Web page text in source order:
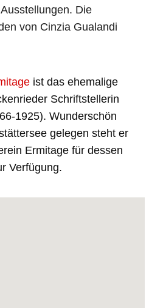
Die
von Cinzia Gualandi
ist das ehemalige
Schriftstellerin
1925). Wunderschön
gelegen steht er
Ermitage für dessen
Verfügung.